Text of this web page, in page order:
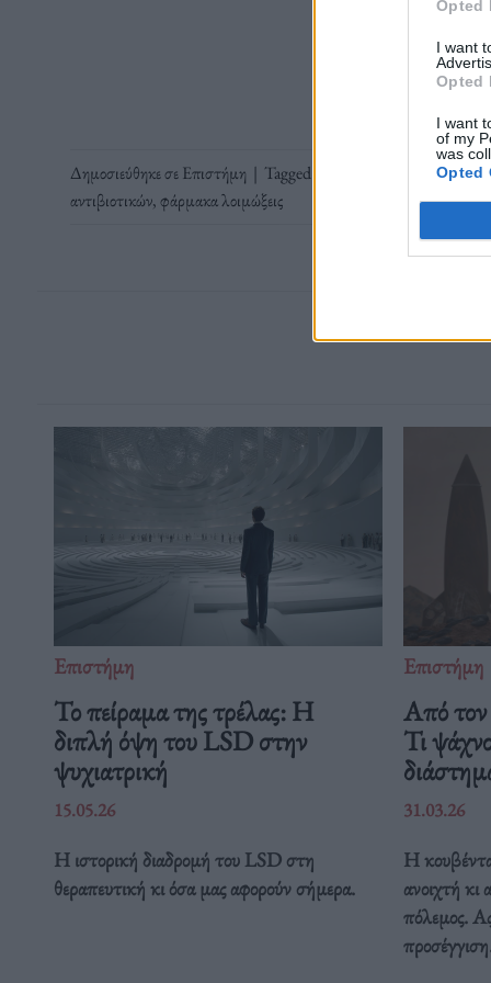
Opted
I want
Opted
I want
of my
was
Opted
Διαβάστε
Δημοσιεύθηκε σεΕπιστήμη | Tagged αναποτελεσματικά
αντιβιοτικών,φάρμακα λοιμώξεις
Επιστήμη
Το πείραμα της τρέλας: Η
διπλή όψη του LSD στην
ψυχιατρική
15.05.26
Η ιστορική διαδρομή του LSD στη
θεραπευτική κι όσα μας αφορούν σήμερα.
Επιστήμη
Από
Τι
31.03.26
Η
ανοιχτή κι
πόλεμος.